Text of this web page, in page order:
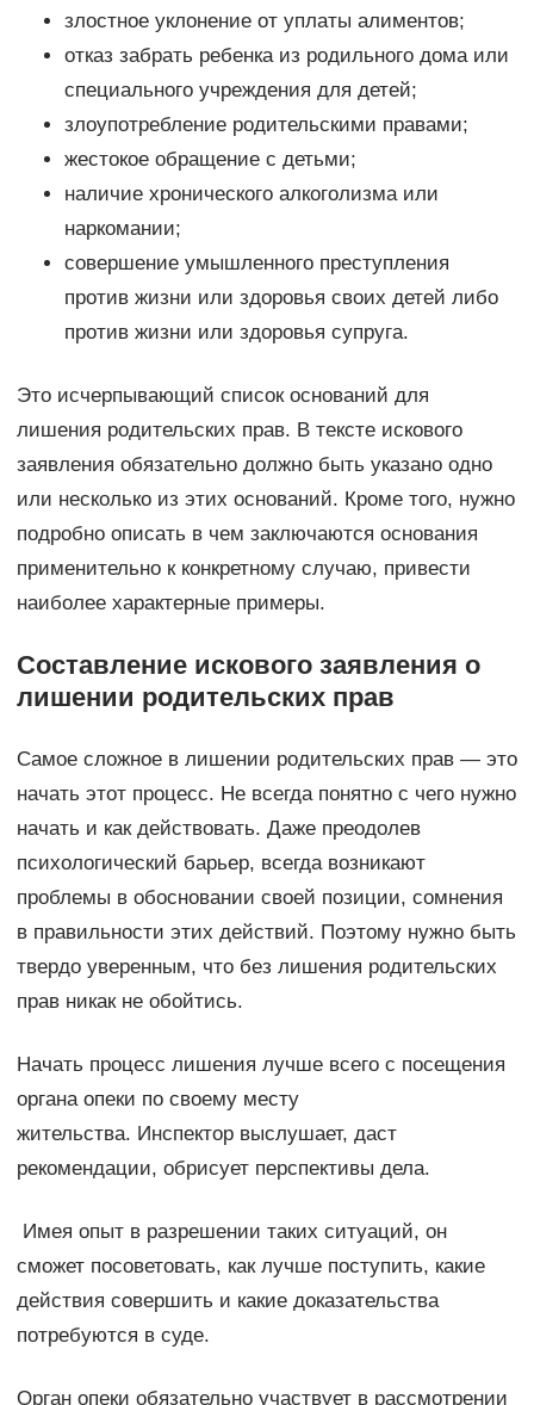
злостное уклонение от уплаты алиментов;
отказ забрать ребенка из родильного дома или
специального учреждения для детей;
злоупотребление родительскими правами;
жестокое обращение с детьми;
наличие хронического алкоголизма или
наркомании;
совершение умышленного преступления
против жизни или здоровья своих детей либо
против жизни или здоровья супруга.
Это исчерпывающий список оснований для
лишения родительских прав. В тексте искового
заявления обязательно должно быть указано одно
или несколько из этих оснований. Кроме того, нужно
подробно описать в чем заключаются основания
применительно к конкретному случаю, привести
наиболее характерные примеры.
Составление искового заявления о
лишении родительских прав
Самое сложное в лишении родительских прав — это
начать этот процесс. Не всегда понятно с чего нужно
начать и как действовать. Даже преодолев
психологический барьер, всегда возникают
проблемы в обосновании своей позиции, сомнения
в правильности этих действий. Поэтому нужно быть
твердо уверенным, что без лишения родительских
прав никак не обойтись.
Начать процесс лишения лучше всего с посещения
органа опеки по своему месту
жительства. Инспектор выслушает, даст
рекомендации, обрисует перспективы дела.
Имея опыт в разрешении таких ситуаций, он
сможет посоветовать, как лучше поступить, какие
действия совершить и какие доказательства
потребуются в суде.
Орган опеки обязательно участвует в рассмотрении